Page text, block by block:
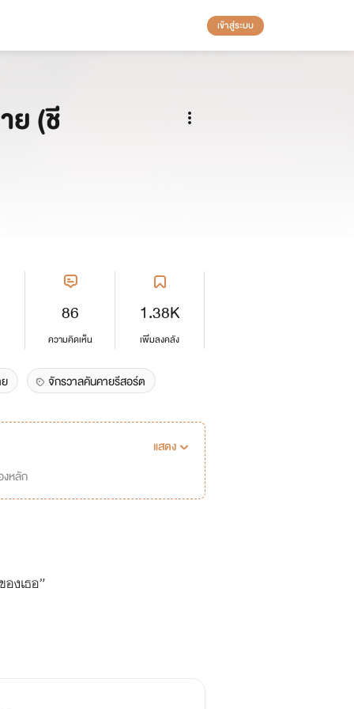
เข้าสู่ระบบ
ย (ชี
86
ความคิดเห็น
1.38K
เพิ่มลงคลัง
จักรวาลคันคายรีสอร์ต
แสดง
งหลัก
งเธอ”